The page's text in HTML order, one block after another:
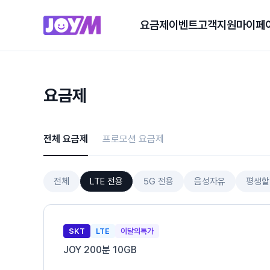
요금제 이벤트고객지원마이페
요금제
전체 요금제 프로모션 요금제
전체 LTE 전용 5G 전용 음성자유 평생
SKT LTE 이달의특가
JOY 200분 10GB